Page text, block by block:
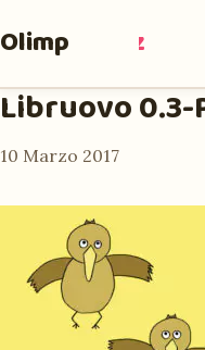
Olimpia Ruiz
Libruovo
10 Marzo 2017